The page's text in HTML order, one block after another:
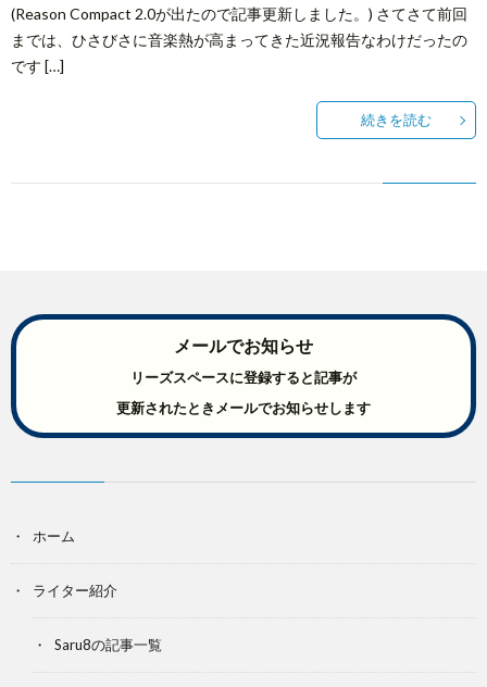
バ
ー
Space
(Reason Compact 2.0が出たので記事更新しました。) さてさて前回
までは、ひさびさに音楽熱が高まってきた近況報告なわけだったの
です […]
続きを読む
メールでお知らせ
リーズスペースに登録すると記事が
更新されたときメールでお知らせします
ホーム
ライター紹介
Saru8の記事一覧